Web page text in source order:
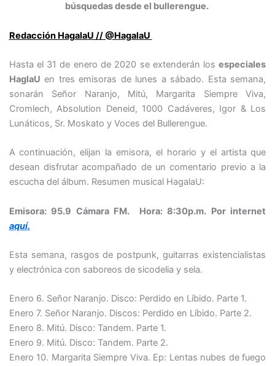
búsquedas desde el bullerengue.
Redacción HagalaU // @HagalaU
Hasta el 31 de enero de 2020 se extenderán losespeciales
HaglaU en tres emisoras de lunes a sábado. Esta semana,
sonarán Señor Naranjo, Mitú, Margarita Siempre Viva,
Cromlech, Absolution Deneid, 1000 Cadáveres, Igor & Los
Lunáticos, Sr. Moskato y Voces del Bullerengue.
A continuación, elijan la emisora, el horario y el artista que
desean disfrutar acompañado de un comentario previo a la
escucha del álbum. Resumen musical HagalaU:
Emisora: 95.9 Cámara FM. Hora: 8:30p.m. Por internet
aquí.
Esta semana, rasgos de postpunk, guitarras existencialistas
y electrónica con saboreos de sicodelia y sela.
Enero 6. Señor Naranjo. Disco: Perdido en Líbido. Parte 1.
Enero 7. Señor Naranjo. Discos: Perdido en Líbido. Parte 2.
Enero 8. Mitú. Disco: Tandem. Parte 1.
Enero 9. Mitú. Disco: Tandem. Parte 2.
Enero 10. Margarita Siempre Viva. Ep: Lentas nubes de fuego